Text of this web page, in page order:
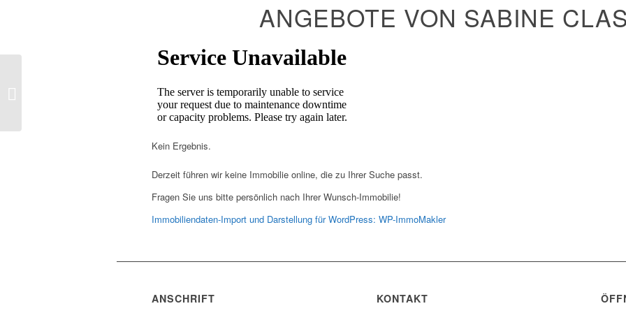
ANGEBOTE VON SABINE
Kein Ergebnis.
Derzeit führen wir keine Immobilie online, die zu Ihrer Suche passt.
Fragen Sie uns bitte persönlich nach Ihrer Wunsch-Immobilie!
Immobiliendaten-Import und Darstellung für WordPress: WP-ImmoMakler
ANSCHRIFT KONTAKT